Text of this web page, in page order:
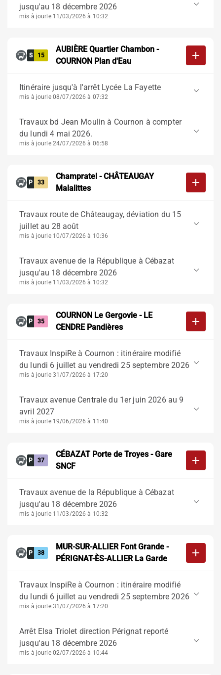
jusqu'au 18 décembre 2026
mis à jour le 11/03/2026 à 10:32
keyboard_arrow_down
S 15
AUBIÈRE Quartier Chambon -
COURNON Plan d'Eau
add
Itinéraire jusqu'à l'arrêt Lycée La Fayette
mis à jour le 08/07/2026 à 07:32 keyboard_arrow_down
Travaux bd Jean Moulin à Cournon à compter
du lundi 4 mai 2026.
mis à jour le 24/07/2026 à 06:58
keyboard_arrow_down
P 33
Champratel - CHÂTEAUGAY
Malalittes
add
Travaux route de Châteaugay, déviation du 15
juillet au 28 août
mis à jour le 10/07/2026 à 10:36
keyboard_arrow_down
Travaux avenue de la République à Cébazat
jusqu'au 18 décembre 2026
mis à jour le 11/03/2026 à 10:32
keyboard_arrow_down
P 35
COURNON Le Gergovie - LE
CENDRE Pandières
add
Travaux InspiRe à Cournon : itinéraire modifié
du lundi 6 juillet au vendredi 25 septembre 2026
mis à jour le 31/07/2026 à 17:20
keyboard_arrow_down
Travaux avenue Centrale du 1er juin 2026 au 9
avril 2027
mis à jour le 19/06/2026 à 11:40
keyboard_arrow_down
P 37
CÉBAZAT Porte de Troyes - Gare
SNCF
add
Travaux avenue de la République à Cébazat
jusqu'au 18 décembre 2026
mis à jour le 11/03/2026 à 10:32
keyboard_arrow_down
P 38
MUR-SUR-ALLIER Font Grande -
PÉRIGNAT-ÈS-ALLIER La Garde
add
Travaux InspiRe à Cournon : itinéraire modifié
du lundi 6 juillet au vendredi 25 septembre 2026
mis à jour le 31/07/2026 à 17:20
keyboard_arrow_down
Arrêt Elsa Triolet direction Pérignat reporté
jusqu'au 18 décembre 2026
mis à jour le 02/07/2026 à 10:44
keyboard_arrow_down